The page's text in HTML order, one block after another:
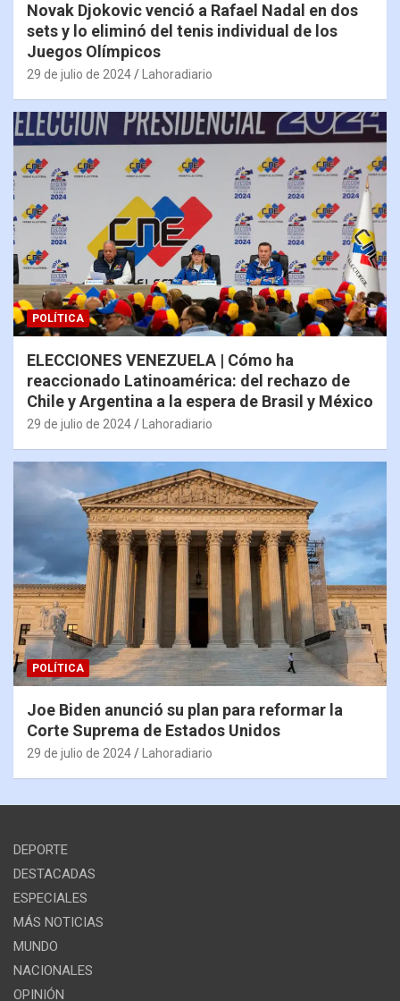
Novak Djokovic venció a Rafael Nadal en dos
sets y lo eliminó del tenis individual de los
Juegos Olímpicos
29 de julio de 2024 Lahoradiario
POLÍTICA
ELECCIONES VENEZUELA | Cómo ha
reaccionado Latinoamérica: del rechazo de
Chile y Argentina a la espera de Brasil y México
29 de julio de 2024 Lahoradiario
POLÍTICA
Joe Biden anunció su plan para reformar la
Corte Suprema de Estados Unidos
29 de julio de 2024 Lahoradiario
DEPORTE
DESTACADAS
ESPECIALES
MÁS NOTICIAS
MUNDO
NACIONALES
OPINIÓN